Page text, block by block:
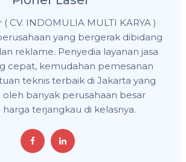
( CV. INDOMULIA MULTI KARYA )
yang bergerak dibidang
reklame. Penyedia layanan jasa
cepat, kemudahan pemesanan
teknis terbaik di Jakarta yang
oleh banyak perusahaan besar
terjangkau di kelasnya.